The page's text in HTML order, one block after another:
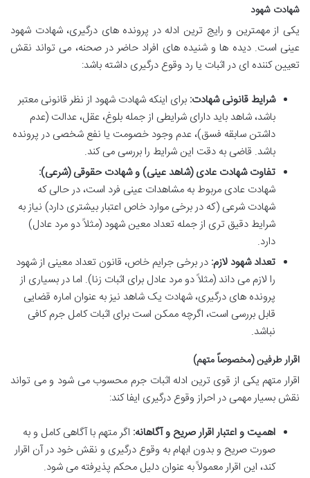
شهادت شهود
یکی از مهمترین و رایج ترین ادله در پرونده های درگیری، شهادت شهود
عینی است. دیده ها و شنیده های افراد حاضر در صحنه، می تواند نقش
تعیین کننده ای در اثبات یا رد وقوع درگیری داشته باشد:
شرایط قانونی شهادت: برای اینکه شهادت شهود از نظر قانونی معتبر
باشد، شاهد باید دارای شرایطی از جمله بلوغ، عقل، عدالت (عدم
داشتن سابقه فسق)، عدم وجود خصومت یا نفع شخصی در پرونده
باشد. قاضی به دقت این شرایط را بررسی می کند.
تفاوت شهادت عادی (شاهد عینی) و شهادت حقوقی (شرعی):
شهادت عادی مربوط به مشاهدات عینی فرد است، در حالی که
شهادت شرعی (که در برخی موارد خاص اعتبار بیشتری دارد) نیاز به
شرایط دقیق تری از جمله تعداد معین شهود (مثلاً دو مرد عادل)
دارد.
تعداد شهود لازم: در برخی جرایم خاص، قانون تعداد معینی از شهود
را لازم می داند (مثلاً دو مرد عادل برای اثبات زنا). اما در بسیاری از
پرونده های درگیری، شهادت یک شاهد نیز به عنوان اماره قضایی
قابل بررسی است، اگرچه ممکن است برای اثبات کامل جرم کافی
نباشد.
اقرار طرفین (مخصوصاً متهم)
اقرار متهم یکی از قوی ترین ادله اثبات جرم محسوب می شود و می تواند
نقش بسیار مهمی در احراز وقوع درگیری ایفا کند:
اهمیت و اعتبار اقرار صریح و آگاهانه: اگر متهم با آگاهی کامل و به
صورت صریح و بدون ابهام به وقوع درگیری و نقش خود در آن اقرار
کند، این اقرار معمولاً به عنوان دلیل محکم پذیرفته می شود.